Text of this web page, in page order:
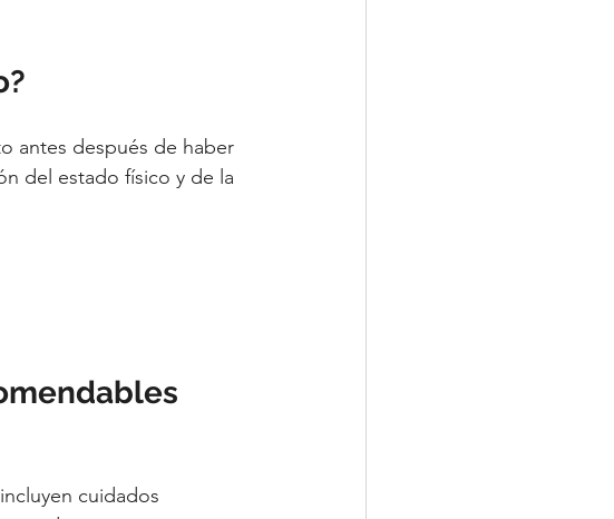
antes después de haber
del estado físico y de la
cuidados